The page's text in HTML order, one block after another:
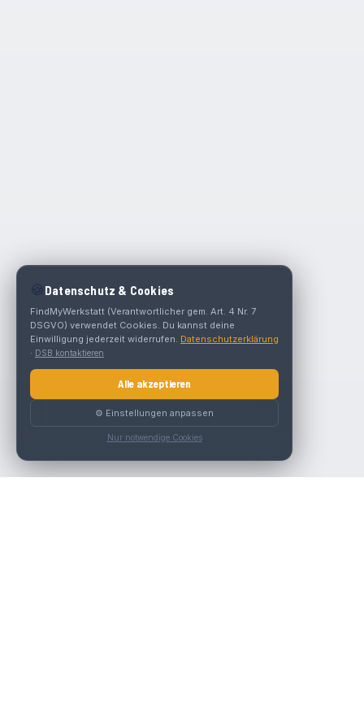
🍪 Datenschutz & Cookies
FindMyWerkstatt (Verantwortlicher gem. Art. 4 Nr. 7
DSGVO) verwendet Cookies. Du kannst deine
Einwilligung jederzeit widerrufen. Datenschutzerklärung
· DSB kontaktieren
Alle akzeptieren
⚙️ Einstellungen anpassen
Nur notwendige Cookies